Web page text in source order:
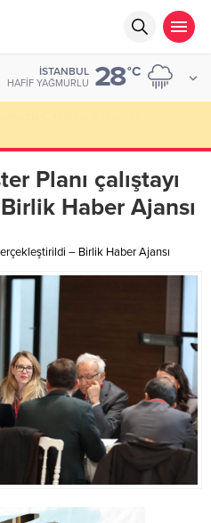
İSTANBUL
HAFIF YAĞMURLU 28°C
Planı çalıştayı
Haber Ajansı
– Birlik Haber Ajansı